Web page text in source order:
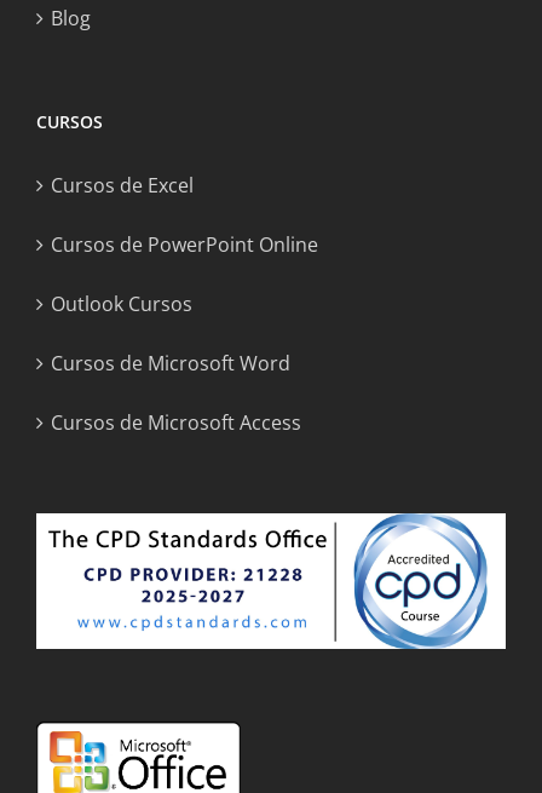
Blog
CURSOS
Cursos de Excel
Cursos de PowerPoint Online
Outlook Cursos
Cursos de Microsoft Word
Cursos de Microsoft Access